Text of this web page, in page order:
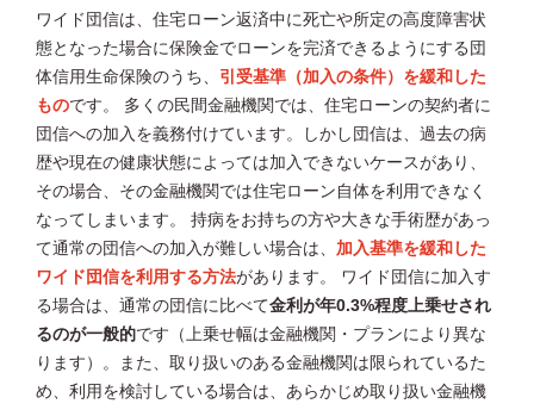
ワイド団信は、住宅ローン返済中に死亡や所定の高度障害状
態となった場合に保険金でローンを完済できるようにする団
体信用生命保険のうち、 引受基準（加入の条件）を緩和した
ものです。 多くの民間金融機関では、住宅ローンの契約者に
団信への加入を義務付けています。しかし団信は、過去の病
歴や現在の健康状態によっては加入できないケースがあり、
その場合、その金融機関では住宅ローン自体を利用できなく
なってしまいます。 持病をお持ちの方や大きな手術歴があっ
て通常の団信への加入が難しい場合は、 加入基準を緩和した
ワイド団信を利用する方法があります。 ワイド団信に加入す
る場合は、通常の団信に比べて金利が年0.3%程度上乗せされ
るのが一般的です（上乗せ幅は金融機関・プランにより異な
ります）。また、取り扱いのある金融機関は限られているた
め、利用を検討している場合は、あらかじめ取り扱い金融機